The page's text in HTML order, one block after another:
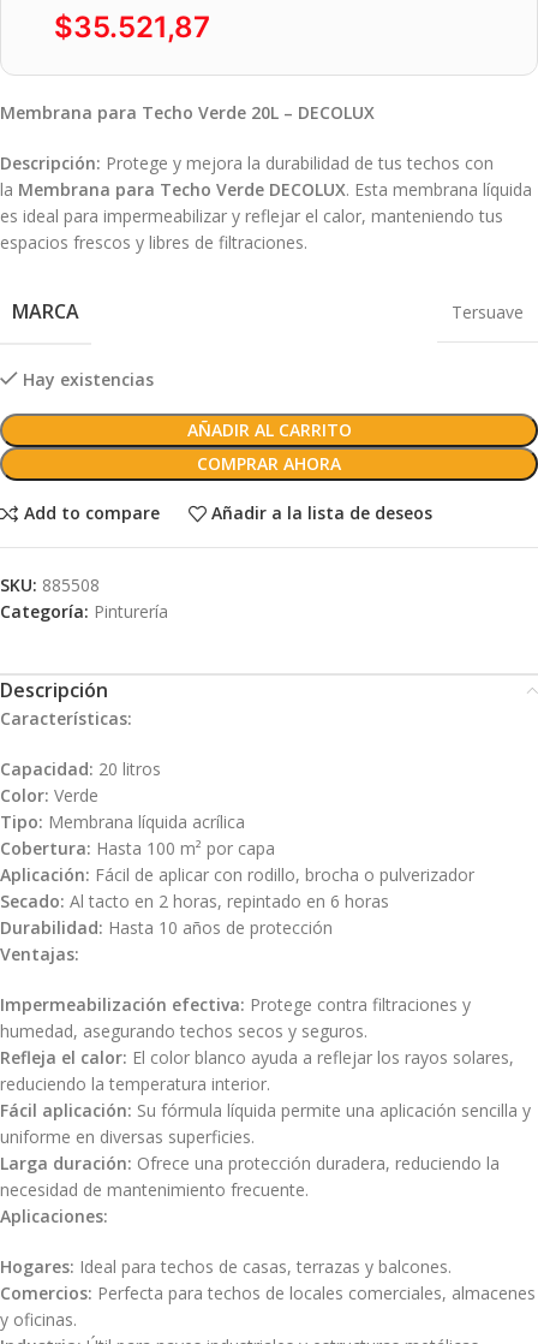
$35.521,87
Membrana para Techo Verde 20L – DECOLUX
Descripción: Protege y mejora la durabilidad de tus techos con
la Membrana para Techo Verde DECOLUX. Esta membrana líquida
es ideal para impermeabilizar y reflejar el calor, manteniendo tus
espacios frescos y libres de filtraciones.
MARCA Tersuave
Hay existencias
AÑADIR AL CARRITO
COMPRAR AHORA
Add to compare Añadir a la lista de deseos
SKU: 885508
Categoría: Pinturería
Descripción
Características:
Capacidad: 20 litros
Color: Verde
Tipo: Membrana líquida acrílica
Cobertura: Hasta 100 m² por capa
Aplicación: Fácil de aplicar con rodillo, brocha o pulverizador
Secado: Al tacto en 2 horas, repintado en 6 horas
Durabilidad: Hasta 10 años de protección
Ventajas:
Impermeabilización efectiva: Protege contra filtraciones y
humedad, asegurando techos secos y seguros.
Refleja el calor: El color blanco ayuda a reflejar los rayos solares,
reduciendo la temperatura interior.
Fácil aplicación: Su fórmula líquida permite una aplicación sencilla y
uniforme en diversas superficies.
Larga duración: Ofrece una protección duradera, reduciendo la
necesidad de mantenimiento frecuente.
Aplicaciones:
Hogares: Ideal para techos de casas, terrazas y balcones.
Comercios: Perfecta para techos de locales comerciales, almacenes
y oficinas.